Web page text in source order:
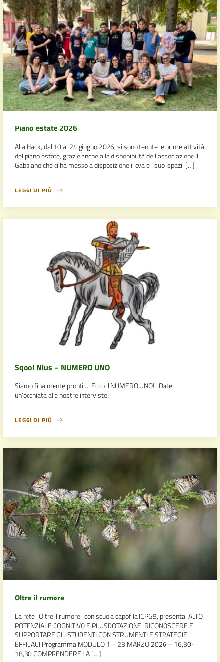
Piano estate 2026
Alla Hack, dal 10 al 24 giugno 2026, si sono tenute le prime attività
del piano estate, grazie anche alla disponibilità dell’associazione Il
Gabbiano che ci ha messo a disposizione il cva e i suoi spazi. […]
LEGGI DI PIÙ
Sqool Nius – NUMERO UNO
Siamo finalmente pronti… Ecco il NUMERO UNO! Date
un’occhiata alle nostre interviste!
LEGGI DI PIÙ
Oltre il rumore
La rete “Oltre il rumore”, con scuola capofila ICPG9, presenta: ALTO
POTENZIALE COGNITIVO E PLUSDOTAZIONE: RICONOSCERE E
SUPPORTARE GLI STUDENTI CON STRUMENTI E STRATEGIE
EFFICACI Programma MODULO 1 – 23 MARZO 2026 – 16,30-
18,30 COMPRENDERE LA […]